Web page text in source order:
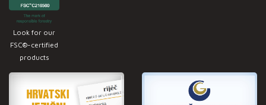
Look for our
FSC®-certified
products